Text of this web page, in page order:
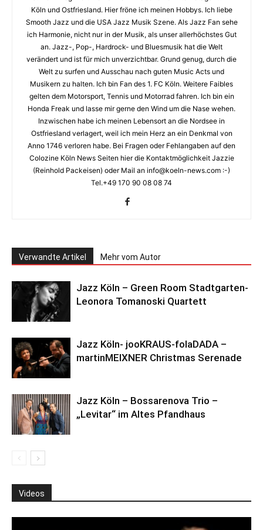
Köln und Ostfriesland. Hier fröne ich meinen Hobbys. Ich liebe
Smooth Jazz und die USA Jazz Musik Szene. Als Jazz Fan sehe
ich Harmonie, nicht nur in der Musik, als unser allerhöchstes Gut
an. Jazz-, Pop-, Hardrock- und Bluesmusik hat die Welt
verändert und ist für mich unverzichtbar. Grund genug, durch die
Welt zu surfen und Ausschau nach guten Music Acts und
Musikern zu halten. Ich bin Fan des 1. FC Köln. Weitere Faibles
gelten dem Motorsport, Tennis und Motorrad fahren. Ich bin ein
Honda Freak und lasse mir gerne den Wind um die Nase wehen.
Inzwischen habe ich meinen Lebensort an die Nordsee in
Ostfriesland verlagert, weil ich mein Herz an ein Denkmal von
Anno 1746 verloren habe. Bei Fragen oder Fehlangaben auf den
Colozine Köln News Seiten hier die Kontaktmöglichkeit Jazzie
(Reinhold Packeisen) oder Mail an info@koeln-news.com :-)
Tel.+49 170 90 08 08 74
Verwandte Artikel Mehr vom Autor
Jazz Köln – Green Room Stadtgarten-
Leonora Tomanoski Quartett
Jazz Köln- jooKRAUS-folaDADA –
martinMEIXNER Christmas Serenade
Jazz Köln – Bossarenova Trio –
„Levitar“ im Altes Pfandhaus
Videos